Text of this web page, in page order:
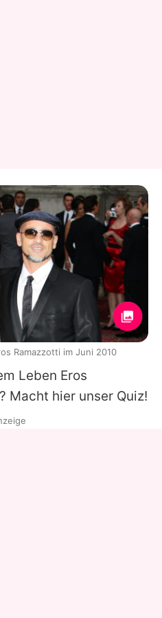
Leben Eros
Macht hier unser Quiz!
Ramazzotti im Juni 2010